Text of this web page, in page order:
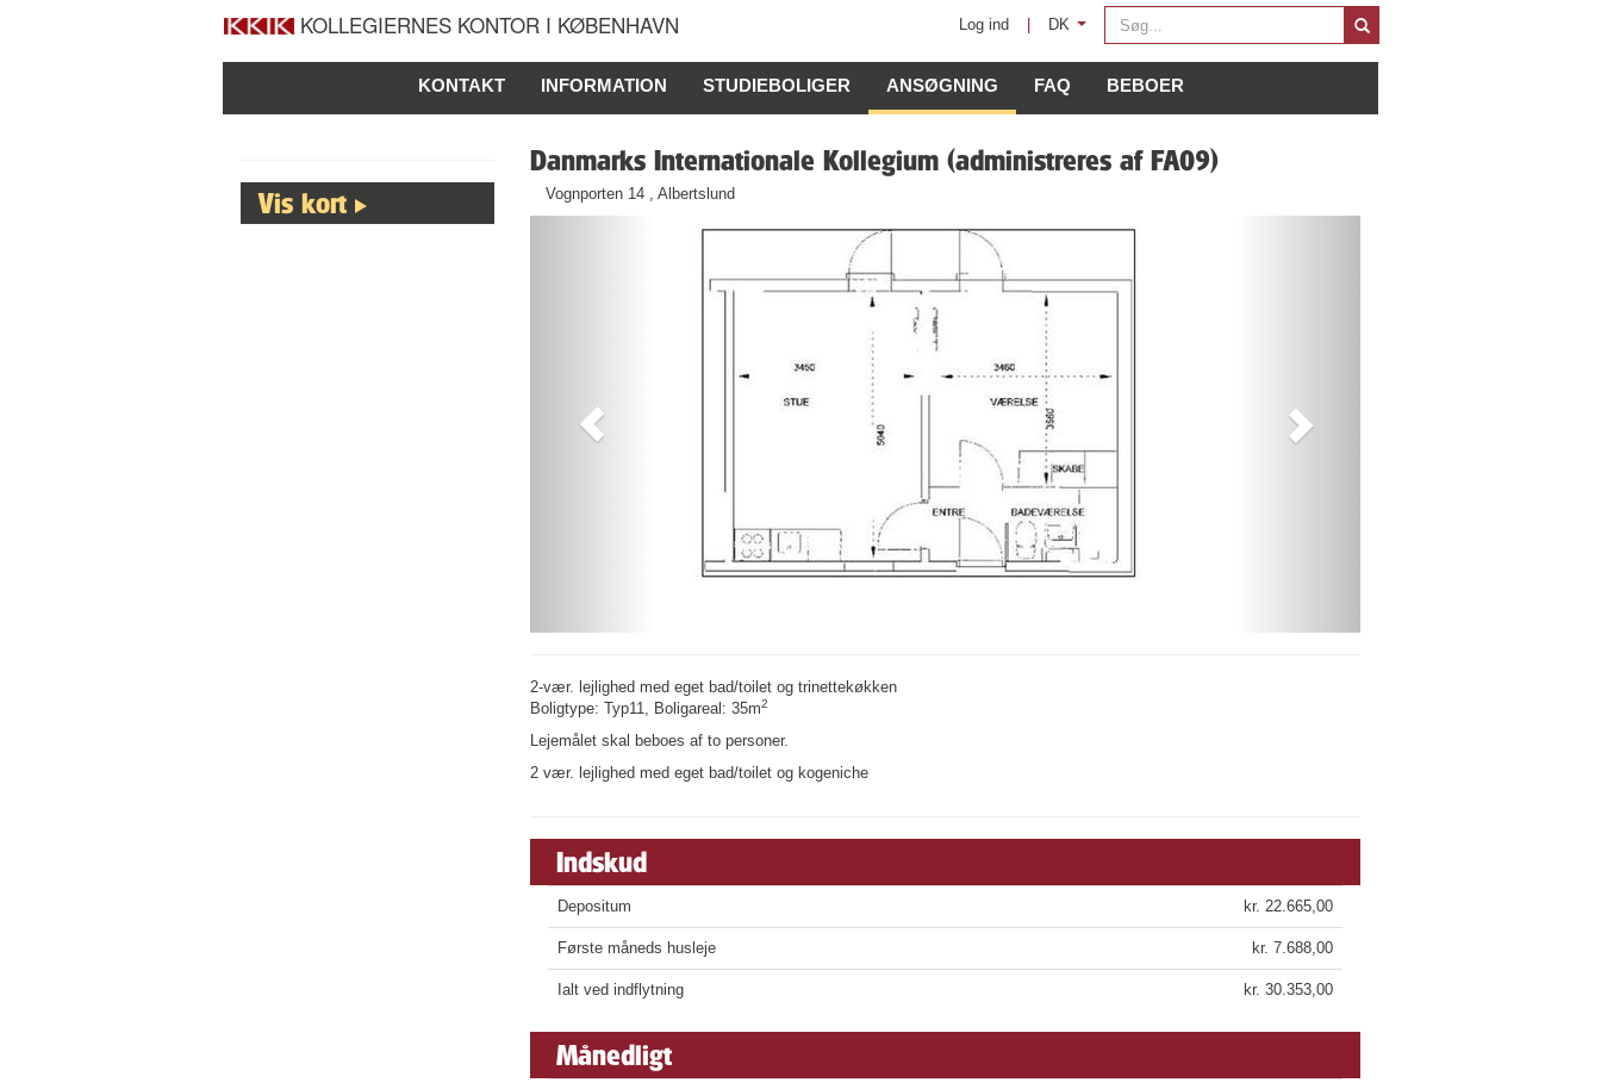
KOLLEGIERNES KONTOR I KØBENHAVN Log ind DK
Søg
KONTAKT INFORMATION STUDIEBOLIGER ANSØGNING FAQ BEBOER
Vis kort
Danmarks Internationale Kollegium (administreres af FA09)
Vognporten 14 , Albertslund
2-vær. lejlighed med eget bad/toilet og trinettekøkken
Boligtype: Typ11, Boligareal: 35m2
Lejemålet skal beboes af to personer.
2 vær. lejlighed med eget bad/toilet og kogeniche
Indskud
Depositum kr. 22.665,00
Første måneds husleje kr. 7.688,00
Ialt ved indflytning kr. 30.353,00
Månedligt